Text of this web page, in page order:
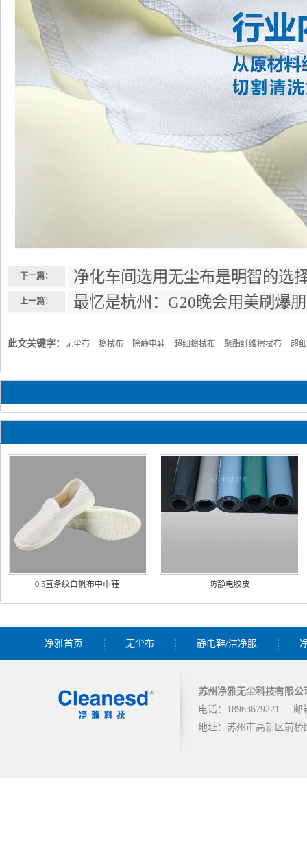
下一篇： 净化车间选用无尘布是明智的选
上一篇： 最忆是杭州：G20晚会用美刷爆
此文关键字： 无尘布 擦拭布 除静电鞋 超细擦拭布 聚酯纤维擦拭布 超
0.5直条纹白帆布中巾鞋 防静电胶皮
净雅首页 无尘布 静电鞋/洁净服
苏州净雅无尘科技有限公
电话：18963679221
邮
地址：苏州市高新区前桥